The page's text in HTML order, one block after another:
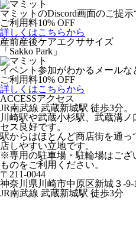
マミットのDiscord画面のご提示
ご利用料10% OFF
詳しくはこちらから
産前産後ケアエクササイズ
「Sakko Park」
イベント参加がわかるメールな
ご利用料10% OFF
詳しくはこちらから
ACCESSアクセス
JR南武線 武蔵新城駅 徒歩3分。
川崎駅や武蔵小杉駅、武蔵溝
セス良好です。
駅からはほとんど商店街を通
店しやすい立地です。
※専用の駐車場・駐輪場はござ
ものをご利用ください。
〒211-0044
神奈川県川崎市中原区新城３-
JR南武線 武蔵新城駅 徒歩3分